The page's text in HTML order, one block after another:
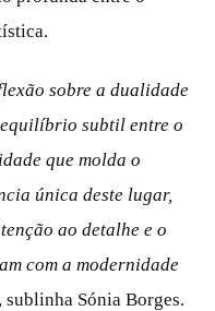
sobre a dualidade
subtil entre o
que molda o
única deste lugar,
ao detalhe e o
com a modernidade
sublinha Sónia Borges.